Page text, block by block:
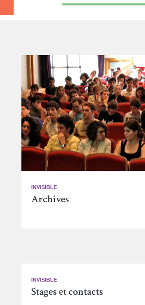
INVISIBLE
Archives
INVISIBLE
Stages et contacts